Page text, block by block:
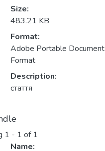
Size:
483.21 KB
Format:
Adobe Portable Document
Format
Description:
стаття
1 - 1 of 1
Name: